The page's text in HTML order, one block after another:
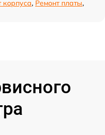
корпуса, Ремонт платы,